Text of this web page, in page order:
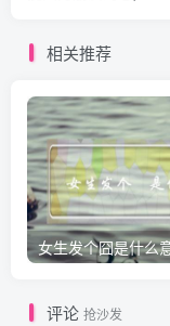
相关推荐
评论 抢沙发